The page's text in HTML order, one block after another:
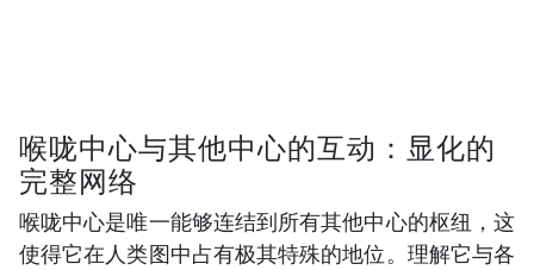
喉咙中心与其他中心的互动：显化的
完整网络
喉咙中心是唯一能够连结到所有其他中心的枢纽，这
使得它在人类图中占有极其特殊的地位。理解它与各